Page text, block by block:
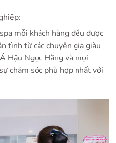
mỗi khách hàng đều được
tình từ các chuyên gia giàu
Hậu Ngọc Hằng và mọi
chăm sóc phù hợp nhất với